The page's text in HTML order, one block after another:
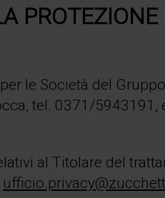
PROTEZIONE
le Società del
tel. 0371/5943191,
al Titolare del